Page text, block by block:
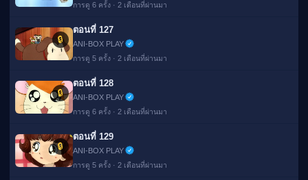
การดู 6 ครั้ง · 2 เดือนที่ผ่านมา
🔒
ตอนที่ 127
ANI-BOX PLAY
การดู 5 ครั้ง · 2 เดือนที่ผ่านมา
🔒
ตอนที่ 128
ANI-BOX PLAY
การดู 6 ครั้ง · 2 เดือนที่ผ่านมา
🔒
ตอนที่ 129
ANI-BOX PLAY
การดู 5 ครั้ง · 2 เดือนที่ผ่านมา